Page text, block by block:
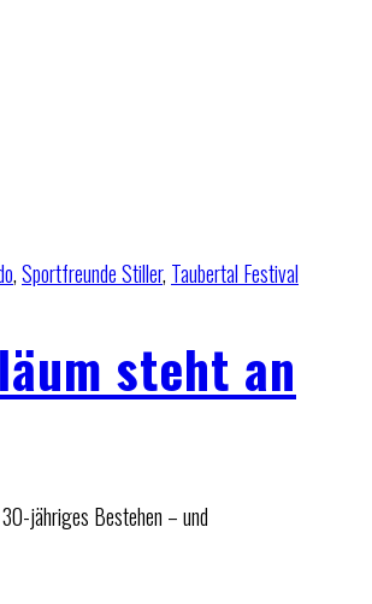
,Sportfreunde Stiller, Taubertal Festival
steht an
jähriges Bestehen – und